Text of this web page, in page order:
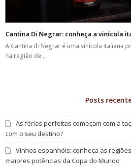
Cantina Di Negrar: conheça a vinícola
A Cantina di Negrar é uma vinícola italiana
na região de…
Posts
As férias perfeitas começam com a
com o seu destino?
Vinhos espanhóis: conheça as
maiores potências da Copa do Mundo